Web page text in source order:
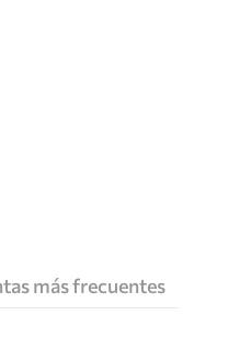
y sepia
más frecuentes